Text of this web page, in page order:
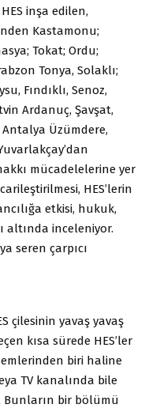
inşa edilen,
Kastamonu;
Tokat; Ordu;
Tonya, Solaklı;
Fındıklı, Senoz,
Ardanuç, Şavşat,
Üzümdere,
mücadelelerine yer
HES’lerin
etkisi, hukuk,
altında inceleniyor.
seren çarpıcı
çilesinin yavaş yavaş
kısa sürede HES’ler
biri haline
TV kanalında bile
Bunların bir bölümü